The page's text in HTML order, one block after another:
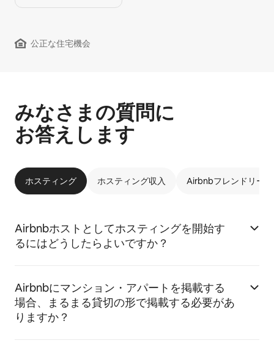
公正な住宅機会
みなさまの質問に
お答えします
ホスティング ホスティング収入 Airbnbフレンドリー
Airbnbホストとしてホスティングを開始す
るにはどうしたらよいですか？
Airbnbにマンション・アパートを掲載する
場合、まるまる貸切の形で掲載する必要があ
りますか？